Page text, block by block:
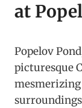
at
Popelov
picturesque